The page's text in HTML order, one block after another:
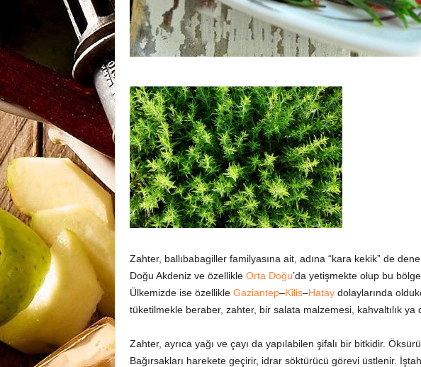
Zahter, ballıbabagiller familyasına ait, adına “kara kekik” de
Doğu Akdeniz ve özellikle Orta Doğu’da yetişmekte olup bu
Ülkemizde ise özellikle Gaziantep–Kilis–Hataydolaylarında
tüketilmekle beraber, zahter, bir salata malzemesi, kahvaltılık ya
Zahter, ayrıca yağı ve çayı da yapılabilen şifalı bir bitkidir.
Bağırsakları harekete geçirir, idrar söktürücü görevi üstlenir.